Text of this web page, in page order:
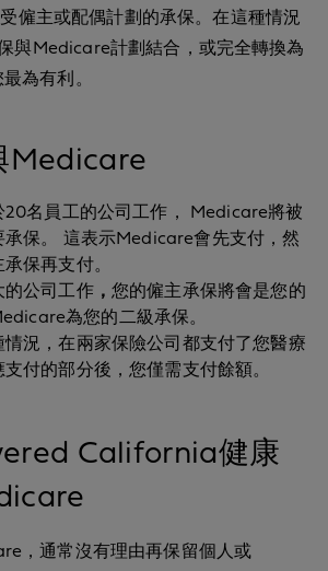
僱主或配偶計劃的承保。在這種情況
與Medicare計劃結合，或完全轉換為
為有利。
Medicare
名員工的公司工作，
Medicare將被
保。
這表示Medicare會先支付，然
保再支付。
的公司工作， 您的僱主承保將會是您的
為您的二級承保。
情況，在兩家保險公司都支付了您醫療
付的部分後，您僅需支付餘額。
California健康
，通常沒有理由再保留個人或